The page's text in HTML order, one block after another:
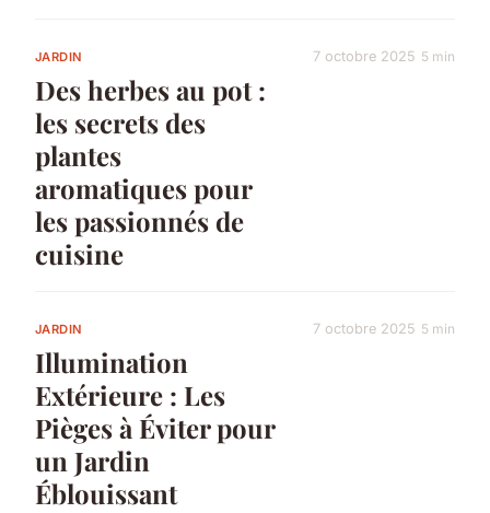
JARDIN
Des herbes au pot :
les secrets des
plantes
aromatiques pour
les passionnés de
cuisine
7 octobre 2025 5 min
JARDIN
Illumination
Extérieure : Les
Pièges à Éviter pour
un Jardin
Éblouissant
7 octobre 2025 5 min